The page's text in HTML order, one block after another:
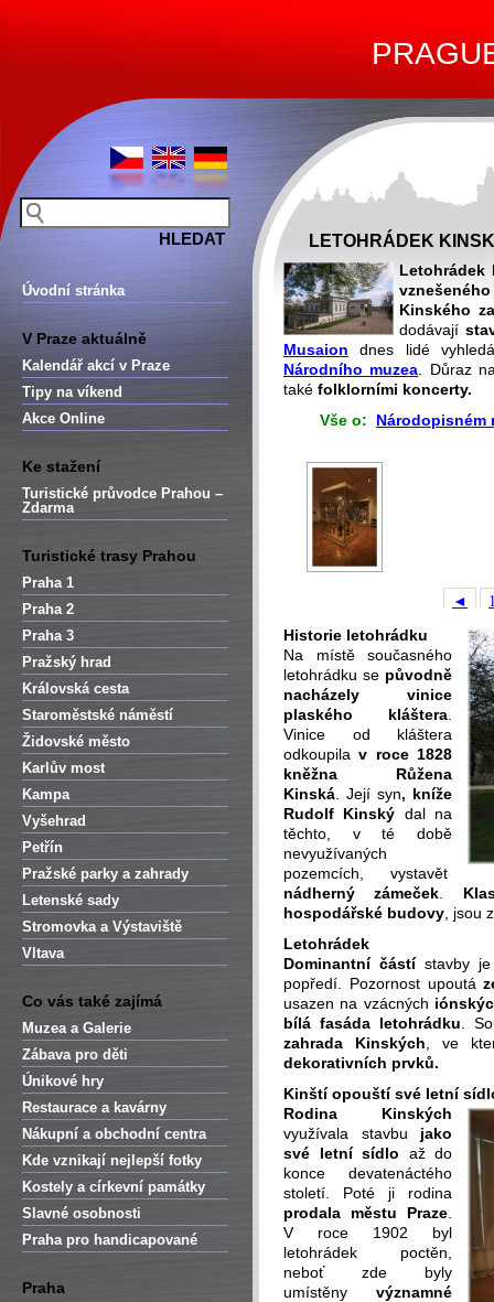
Úvodní stránka
V Praze aktuálně
Kalendář akcí v Praze
Tipy na víkend
Akce Online
Ke stažení
Turistické průvodce Prahou –
Zdarma
Turistické trasy Prahou
Praha 1
Praha 2
Praha 3
Pražský hrad
Královská cesta
Staroměstské náměstí
Židovské město
Karlův most
Kampa
Vyšehrad
Petřín
Pražské parky a zahrady
Letenské sady
Stromovka a Výstaviště
Vltava
Co vás také zajímá
Muzea a Galerie
Zábava pro děti
Únikové hry
Restaurace a kavárny
Nákupní a obchodní centra
Kde vznikají nejlepší fotky
Kostely a církevní památky
Slavné osobnosti
Praha pro handicapované
Praha
LETOHRÁDEK
Letohrádek
Kinského
dodávají
Musaion dnes lidé
Národního muzea . Důraz
také folklorními koncerty.
Vše o: Národopisném
◄
Historie letohrádku
Na místě současného
letohrádku se původně
nacházely vinice
plaského kláštera
Vinice od kláštera
odkoupilav roce 1828
kněžna Růžena
Kinská . Její syn, kníže
Rudolf Kinský dal na
těchto, v té době
nevyužívaných
pozemcích, vystavět
nádherný zámeček
hospodářské budovy , jsou
Letohrádek
Dominantní částístavby
popředí. Pozornost upoutá
usazen na vzácných
bílá fasáda letohrádku .
zahrada Kinských , ve
dekorativních prvků.
Kinští opouští své letní
Rodina Kinských
využívala stavbu jako
své letní sídlo až do
konce devatenáctého
století. Poté ji rodina
prodala městu Praze
V roce 1902 byl
letohrádek poctěn,
neboť zde byly
umístěny významné